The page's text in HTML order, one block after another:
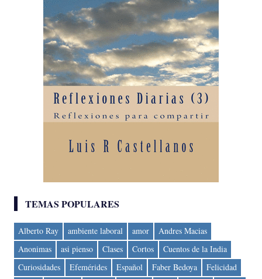
TEMAS POPULARES
Alberto Ray ambiente laboral amor
Andres Macias
Anonimas
asi pienso Clases Cortos
Cuentos de la India
Curiosidades
Efemérides Español Faber Bedoya
Felicidad